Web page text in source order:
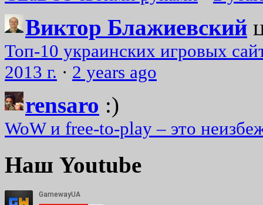
Виктор Блажиевский
Топ-10 украинских игровых
2013 г. · 2 years ago
rensaro :)
WoW и free-to-play – это
Наш Youtube